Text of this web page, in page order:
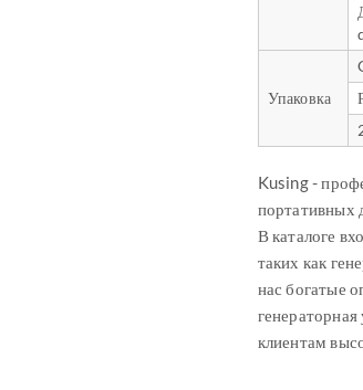
Упаковка
Kusing -
портативных
В каталоге
таких как
нас богатые
клиентам